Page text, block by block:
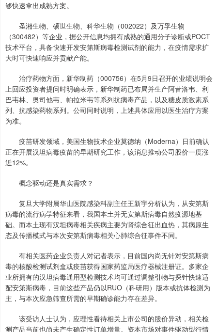
够快速拿出成熟方案。
圣湘生物、硕世生物、科华生物（002022）及万孚生物
（300482）等企业，据公开信息均拥有成熟的通用分子诊断或POCT
技术平台，具备快速开发安第斯病毒检测试剂的能力，在疫情需求扩
大时可快速响应并贡献产能。
治疗药物方面，新华制药（000756）在5月9日召开的业绩说明会
上回应投资者提问时明确表示，新华制药已布局并生产阿昔洛韦、利
巴韦林、奥司他韦、帕拉米韦等系列抗病毒产品，以及糖皮质激素系
列、抗感染药物系列。公司同时说明，上述具体应用以医生治疗方案
为准。
疫苗研发领域，美国生物技术企业莫德纳（Moderna）日前确认
正在开展汉坦病毒疫苗的早期研究工作，该消息推动公司股价一度涨
近12%。
概念驱动还是真实需求？
复旦大学附属华山医院感染科副主任王新宇分析认为，从安第斯
病毒的流行病学特征来看，我国本土并无安第斯病毒自然疫源地基
础。而本土现有汉坦病毒相关疾病主要为肾综合征出血热，其病原生
态及传播模式与本次安第斯病毒相关心肺综合征事件不同。
有相关医药企业负责人对记者表示，目前国内尚无针对安第斯病
毒的核酸检测试剂盒或疫苗获得国家药监局医疗器械注册证。多家企
业所拥有的汉坦病毒通用型检测技术均可通过调整引物与探针快速适
配安第斯病毒，目前这些产品仍以RUO（科研用）版本或抗体检测为
主，与本次应急筛查所需的早期确诊能力存在差异。
该受访人士认为，应理性看待相关上市公司的股价异动，相关检
测产品当前也尚未产生确定性订单增量。资本市场对事件驱动型行情